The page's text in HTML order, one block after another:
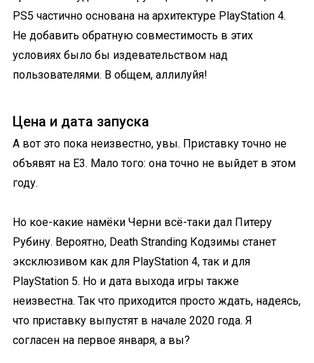
PS5 частично основана на архитектуре PlayStation 4.
Не добавить обратную совместимость в этих
условиях было бы издевательством над
пользователями. В общем, аллилуйя!
Цена и дата запуска
А вот это пока неизвестно, увы. Приставку точно не
объявят на E3. Мало того: она точно не выйдет в этом
году.
Но кое-какие намёки Черни всё-таки дал Питеру
Рубину. Вероятно, Death Stranding Кодзимы станет
эксклюзивом как для PlayStation 4, так и для
PlayStation 5. Но и дата выхода игры также
неизвестна. Так что приходится просто ждать, надеясь,
что приставку выпустят в начале 2020 года. Я
согласен на первое января, а вы?